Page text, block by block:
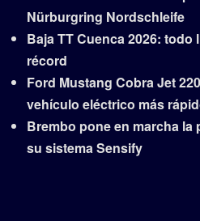
Nürburgring Nordschleife
Baja TT Cuenca 2026:
récord
Ford Mustang Cobra Jet
vehículo eléctrico más
Brembo pone en marcha
su sistema Sensify